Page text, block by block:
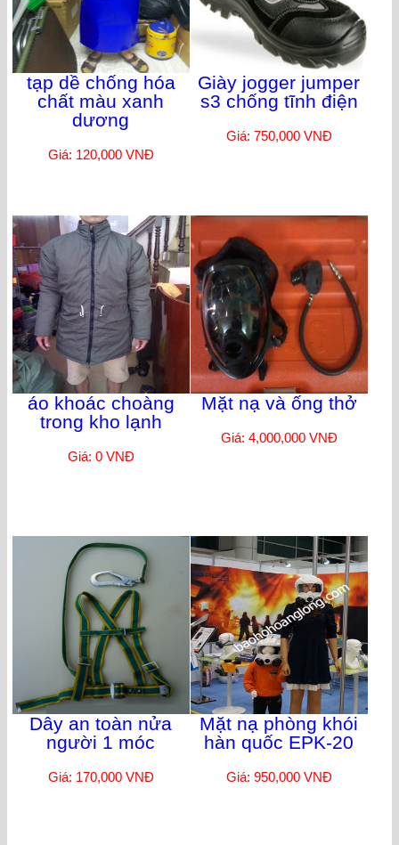
tạp dề chống hóa
chất màu xanh
dương
Giá: 120,000 VNĐ
Giày jogger jumper
s3 chống tĩnh điện
Giá: 750,000 VNĐ
áo khoác choàng
trong kho lạnh
Giá: 0 VNĐ
Mặt nạ và ống thở
Giá: 4,000,000 VNĐ
Dây an toàn nửa
người 1 móc
Giá: 170,000 VNĐ
Mặt nạ phòng khói
hàn quốc EPK-20
Giá: 950,000 VNĐ